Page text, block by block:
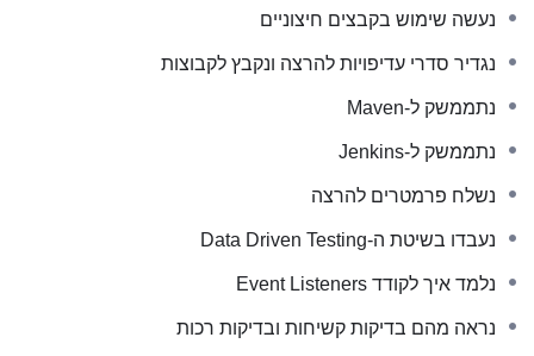
בשפה העברית וכמובן המשתלם ביותר.
יוני פלנר וצוות הפיתוח וההדרכות של עתיד האוטומציה
נעשה שימוש בקבצים חיצוניים
נגדיר סדרי עדיפויות להרצה ונקבץ לקבוצות
נתממשק ל-Maven
נתממשק ל-Jenkins
נשלח פרמטרים להרצה
נעבדו בשיטת ה-Data Driven Testing
נלמד איך לקודד Event Listeners
נראה מהם בדיקות קשיחות ובדיקות רכות